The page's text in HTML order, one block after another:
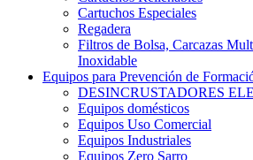
Cartuchos Especiales
Regadera
Filtros de Bolsa, Carcazas
Inoxidable
Equipos para Prevención de
DESINCRUSTADORES
Equipos domésticos
Equipos Uso Comercial
Equipos Industriales
Equipos Zero Sarro